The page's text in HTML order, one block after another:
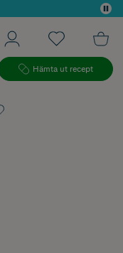
Hämta ut recept